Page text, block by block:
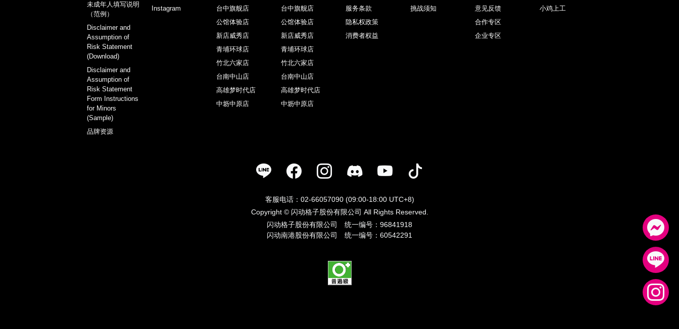
未成年人填写说明
（范例）
Disclaimer and
Assumption of
Risk Statement
(Download)
Disclaimer and
Assumption of
Risk Statement
Form Instructions
for Minors
(Sample)
品牌资源
Instagram
台中旗舰店
公馆体验店
新店威秀店
青埔环球店
竹北六家店
台南中山店
高雄梦时代店
中坜中原店
台中旗舰店
公馆体验店
新店威秀店
青埔环球店
竹北六家店
台南中山店
高雄梦时代店
中坜中原店
服务条款
隐私权政策
消费者权益
挑战须知
意见反馈
合作专区
企业专区
小鸡上工
客服电话：02-66057090 (09:00-18:00 UTC+8)
Copyright © 闪动格子股份有限公司 All Rights Reserved.
闪动格子股份有限公司 统一编号：96841918
闪动南港股份有限公司 统一编号：60542291